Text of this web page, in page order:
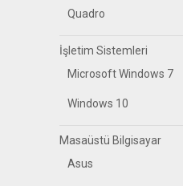
Quadro
İşletim Sistemleri
Microsoft Windows 7
Windows 10
Masaüstü Bilgisayar
Asus